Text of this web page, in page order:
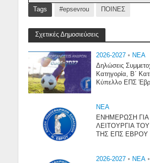
Tags #epsevrou ΠΟΙΝΕΣ
Σχετικές Δημοσιεύσεις
2026-2027 • NEA
Δηλώσεις
Κατηγορία, Β΄
Κύπελλο ΕΠΣ
NEA
ΕΝΗΜΕΡΩΣΗ ΓΙΑ
ΛΕΙΤΟΥΡΓΙΑ
ΤΗΣ ΕΠΣ ΕΒΡΟΥ
2026-2027 • NEA •